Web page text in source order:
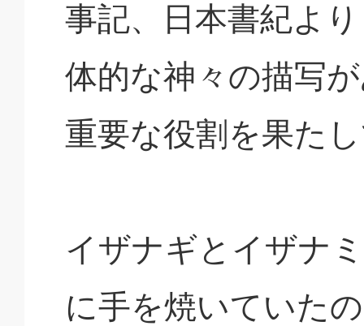
事記、日本書紀よ
体的な神々の描写
重要な役割を果た
イザナギとイザナ
に手を焼いていた